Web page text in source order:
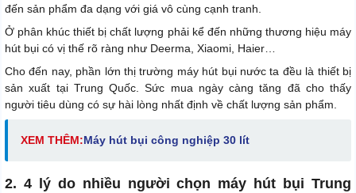
đến sản phẩm đa dạng với giá vô cùng cạnh tranh.
Ở phân khúc thiết bị chất lượng phải kể đến những thương hiệu máy
hút bụi có vị thế rõ ràng như Deerma, Xiaomi, Haier…
Cho đến nay, phần lớn thị trường máy hút bụi nước ta đều là thiết bị
sản xuất tại Trung Quốc. Sức mua ngày càng tăng đã cho thấy
người tiêu dùng có sự hài lòng nhất định về chất lượng sản phẩm.
XEM THÊM:Máy hút bụi công nghiệp 30 lít
2. 4 lý do nhiều người chọn máy hút bụi Trung